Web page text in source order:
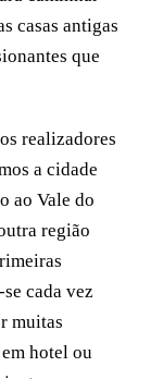
casas antigas
que
realizadores
a cidade
ao Vale do
região
cada vez
muitas
hotel ou